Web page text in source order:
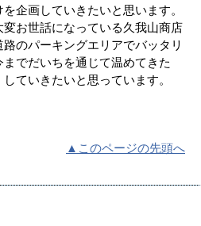
企画していきたいと思います。
お世話になっている久我山商店
のパーキングエリアでバッタリ
でだいちを通じて温めてきた
ていきたいと思っています。
▲このページの先頭へ